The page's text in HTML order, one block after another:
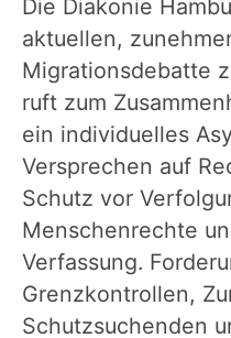
Die Diakonie
aktuellen,
Migrationsdebatte
ruft zum
ein individuelles
Versprechen auf
Schutz vor
Menschenrechte
Verfassung.
Grenzkontrollen,
Schutzsuchenden